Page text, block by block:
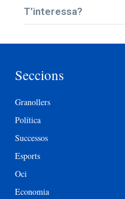
T’interessa?
Seccions
Granollers
Política
Successos
Esports
Oci
Economia